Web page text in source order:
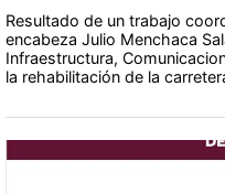
Resultado de un trabajo
encabeza Julio Menchaca
Infraestructura,
la rehabilitación de la